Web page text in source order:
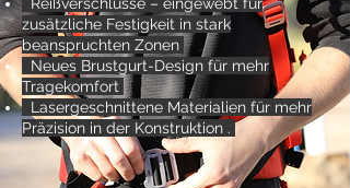
zusätzliche Festigkeit in stark
beanspruchten Zonen
Neues Brustgurt-Design für mehr
Tragekomfort
Lasergeschnittene Materialien für mehr
Präzision in der Konstruktion .